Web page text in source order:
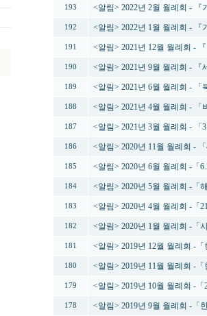
193 <알림> 2022년 2월 월례회 -
192 <알림> 2022년 1월 월례회 -
191 <알림> 2021년 12월 월례회 -
190 <알림> 2021년 9월 월례회 -
189 <알림> 2021년 6월 월례회 -
188 <알림> 2021년 4월 월례회 -
187 <알림> 2021년 3월 월례회 - 「
186 <알림> 2020년 11월 월례회 -
185 <알림> 2020년 6월 월례회 -「
184 <알림> 2020년 5월 월례회 -「
183 <알림> 2020년 4월 월례회 -「
182 <알림> 2020년 1월 월례회 -「
181 <알림> 2019년 12월 월례회 -
180 <알림> 2019년 11월 월례회 -
179 <알림> 2019년 10월 월례회 -
178 <알림> 2019년 9월 월례회 -「